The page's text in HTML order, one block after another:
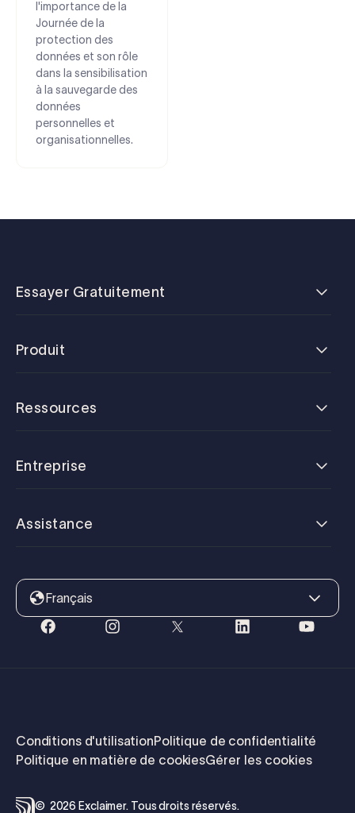
l'importance de la
Journée de la
protection des
données et son rôle
dans la sensibilisation
à la sauvegarde des
données
personnelles et
organisationnelles.
Essayer Gratuitement
Produit
Ressources
Entreprise
Assistance
Français
© 2026 Exclaimer. Tous droits réservés.
Conditions d'utilisationPolitique de confidentialité
Politique en matière de cookiesGérer les cookies